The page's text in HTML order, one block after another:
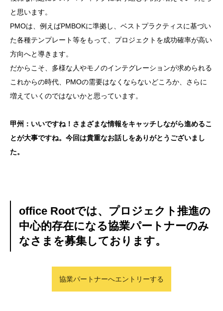
と思います。
PMOは、例えばPMBOKに準拠し、ベストプラクティスに基づい
た各種テンプレート等をもって、プロジェクトを成功確率が高い
方向へと導きます。
だからこそ、多様な人やモノのインテグレーションが求められる
これからの時代、PMOの需要はなくならないどころか、さらに
増えていくのではないかと思っています。
甲州：いいですね！さまざまな情報をキャッチしながら進めるこ
とが大事ですね。今回は貴重なお話しをありがとうございまし
た。
office Rootでは、プロジェクト推進の
中心的存在になる協業パートナーのみ
なさまを募集しております。
協業パートナーへエントリーする